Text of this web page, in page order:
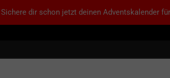
Sichere dir schon jetzt deinen Adventskalender